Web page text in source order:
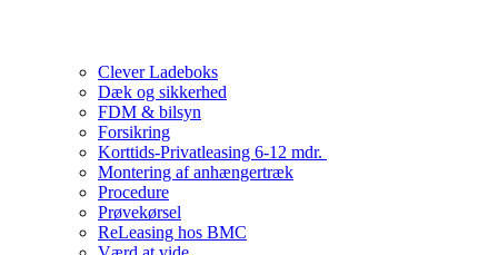
Clever Ladeboks
Dæk og sikkerhed
FDM & bilsyn
Forsikring
Korttids-Privatleasing 6-12 mdr.
Montering af anhængertræk
Procedure
Prøvekørsel
ReLeasing hos BMC